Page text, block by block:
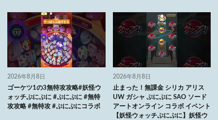
2026年8月8日
ゴーケツ1の3無特攻攻略#妖怪ウ
ォッチぷにぷに #ぷにぷに #無特
攻攻略 #無特攻 #ぷにぷにコラボ
2026年8月8日
止まった！無課金 シリカ アリス
UW ガシャ ぷにぷに SAO ソード
アートオンライン コラボ イベント
【妖怪ウォッチぷにぷに】妖怪ウ